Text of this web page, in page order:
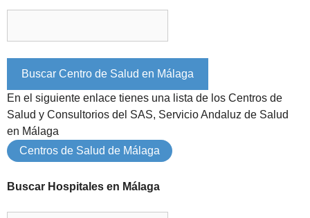
En el siguiente enlace tienes una lista de los Centros de
Salud y Consultorios del SAS, Servicio Andaluz de Salud
en Málaga
Centros de Salud de Málaga
Buscar Hospitales en Málaga